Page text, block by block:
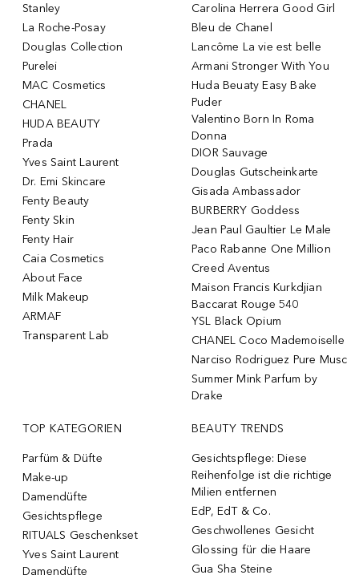
Stanley
La Roche-Posay
Douglas Collection
Purelei
MAC Cosmetics
CHANEL
HUDA BEAUTY
Prada
Yves Saint Laurent
Dr. Emi Skincare
Fenty Beauty
Fenty Skin
Fenty Hair
Caia Cosmetics
About Face
Milk Makeup
ARMAF
Transparent Lab
Carolina Herrera Good Girl
Bleu de Chanel
Lancôme La vie est belle
Armani Stronger With You
Huda Beuaty Easy Bake
Puder
Valentino Born In Roma
Donna
DIOR Sauvage
Douglas Gutscheinkarte
Gisada Ambassador
BURBERRY Goddess
Jean Paul Gaultier Le Male
Paco Rabanne One Million
Creed Aventus
Maison Francis Kurkdjian
Baccarat Rouge 540
YSL Black Opium
CHANEL Coco Mademoiselle
Narciso Rodriguez Pure Musc
Summer Mink Parfum by
Drake
TOP KATEGORIEN
Parfüm & Düfte
Make-up
Damendüfte
Gesichtspflege
RITUALS Geschenkset
Yves Saint Laurent
Damendüfte
BEAUTY TRENDS
Gesichtspflege: Diese
Reihenfolge ist die richtige
Milien entfernen
EdP, EdT & Co.
Geschwollenes Gesicht
Glossing für die Haare
Gua Sha Steine